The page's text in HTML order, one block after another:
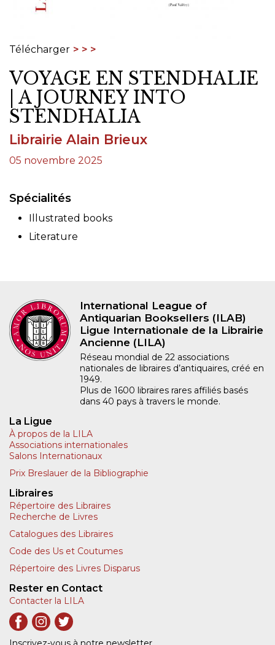
Télécharger
VOYAGE EN STENDHALIE
| A JOURNEY INTO
STENDHALIA
Librairie Alain Brieux
05 novembre 2025
Spécialités
Illustrated books
Literature
International League of
Antiquarian Booksellers (ILAB)
Ligue Internationale de la Librairie
Ancienne (LILA)
Réseau mondial de 22 associations
nationales de libraires d’antiquaires, créé en
1949.
Plus de 1600 libraires rares affiliés basés
dans 40 pays à travers le monde.
La Ligue
À propos de la LILA
Associations internationales
Salons Internationaux
Prix Breslauer de la Bibliographie
Libraires
Répertoire des Libraires
Recherche de Livres
Catalogues des Libraires
Code des Us et Coutumes
Répertoire des Livres Disparus
Rester en Contact
Contacter la LILA